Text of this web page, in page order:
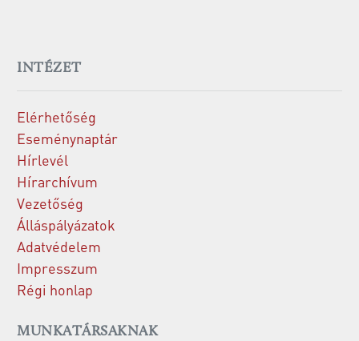
INTÉZET
Elérhetőség
Eseménynaptár
Hírlevél
Hírarchívum
Vezetőség
Álláspályázatok
Adatvédelem
Impresszum
Régi honlap
MUNKATÁRSAKNAK